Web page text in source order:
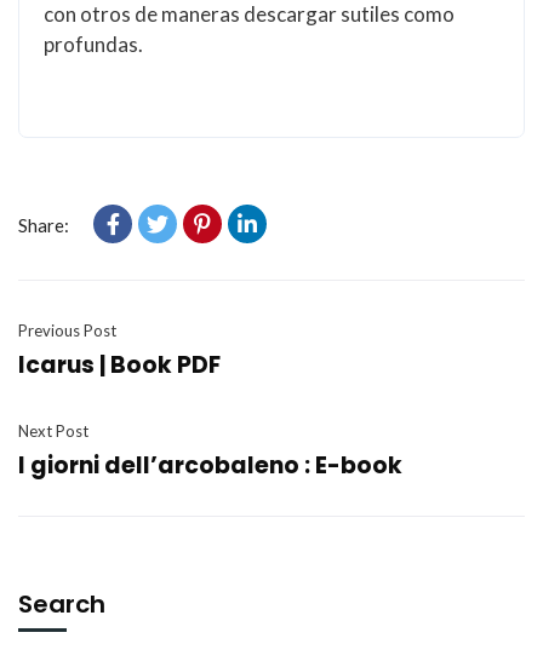
con otros de maneras descargar sutiles como
profundas.
Share:
Previous Post
Icarus | Book PDF
Next Post
I giorni dell’arcobaleno : E-book
Search